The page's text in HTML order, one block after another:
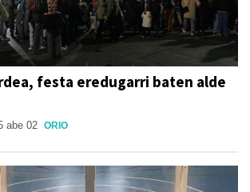
festa eredugarri baten alde
abe 02 ORIO